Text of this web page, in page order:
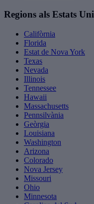
Regions als Estats
Califòrnia
Florida
Estat de Nova York
Texas
Nevada
Illinois
Tennessee
Hawaii
Massachusetts
Pennsilvània
Geòrgia
Louisiana
Washington
Arizona
Colorado
Nova Jersey
Missouri
Ohio
Minnesota